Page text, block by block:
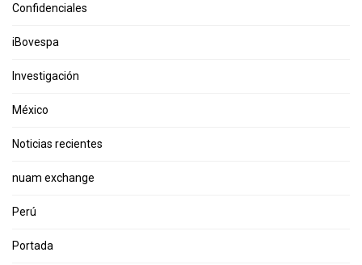
Confidenciales
iBovespa
Investigación
México
Noticias recientes
nuam exchange
Perú
Portada